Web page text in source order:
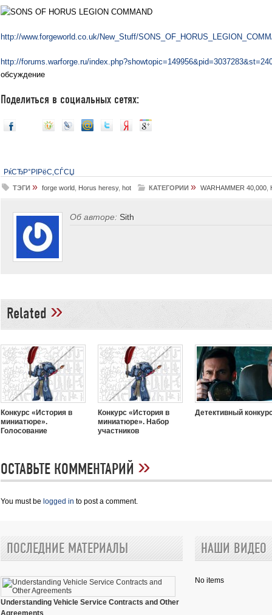
http://www.forgeworld.co.uk/New_Stuff/
http://forums.warforge.ru/
обсуждение
Поделиться в социальных сетях:
РќСЂР°РІРёС‚СЃСЏ
ТЭГИ » forge world Horus heresy, hot КАТЕГОРИИ » WARHAMMER 40,000
Об авторе: Sith
Related »
Конкурс «История в
миниатюре».
Голосование
Конкурс «История в
миниатюре». Набор
участников
Детективный
ОСТАВЬТЕ КОММЕНТАРИЙ »
You must be logged in to post a comment.
ПОСЛЕДНИЕ МАТЕРИАЛЫ
Understanding Vehicle Service Contracts and Other
Agreements
НАШИ ВИДЕО
No items